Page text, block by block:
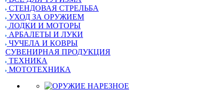
СТЕНДОВАЯ СТРЕЛЬБА
УХОД ЗА ОРУЖИЕМ
ЛОДКИ И МОТОРЫ
АРБАЛЕТЫ И ЛУКИ
ЧУЧЕЛА И КОВРЫ
СУВЕНИРНАЯ ПРОДУКЦИЯ
ТЕХНИКА
МОТОТЕХНИКА